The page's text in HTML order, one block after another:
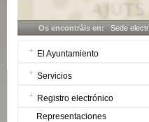
Os encontráis en: Sede
El Ayuntamiento
Servicios
Registro electrónico
Representaciones